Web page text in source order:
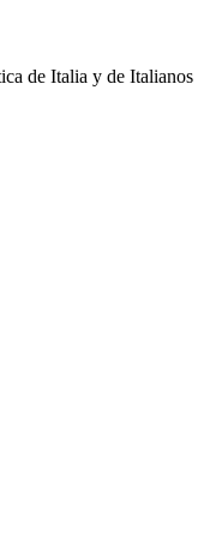
de Italia y de Italianos